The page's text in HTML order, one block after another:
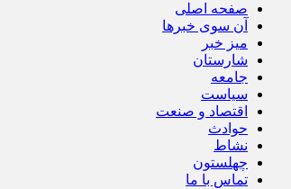
صفحه اصلی
آن سوی خبرها
میز خبر
شارستان
جامعه
سیاست
اقتصاد و صنعت
حوادث
نشاط
چهلستون
تماس با ما